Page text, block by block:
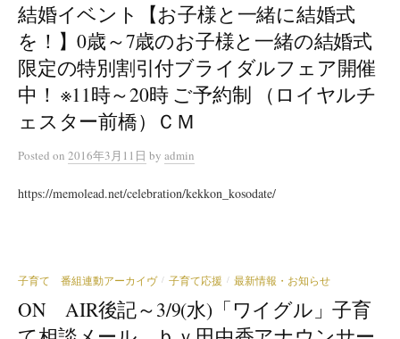
結婚イベント【お子様と一緒に結婚式
を！】0歳～7歳のお子様と一緒の結婚式
限定の特別割引付ブライダルフェア開催
中！ ※11時～20時 ご予約制 （ロイヤルチ
ェスター前橋）ＣＭ
Posted on 2016年3月11日 by admin
https://memolead.net/celebration/kekkon_kosodate/
子育て 番組連動アーカイヴ / 子育て応援 / 最新情報・お知らせ
ON AIR後記～3/9(水)「ワイグル」子育